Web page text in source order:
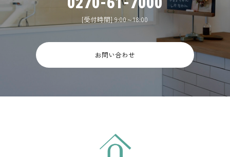
[受付時間] 9:00～18:00
お問い合わせ